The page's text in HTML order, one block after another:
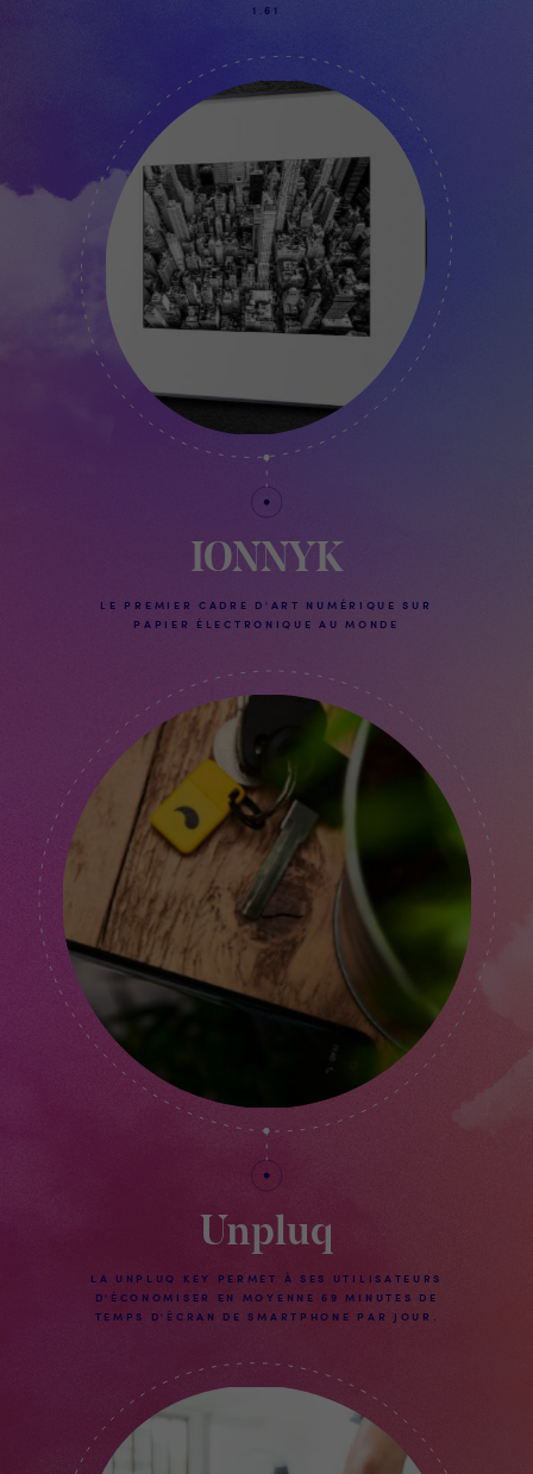
1.61
IONNYK
LE PREMIER CADRE D'ART NUMÉRIQUE SUR
PAPIER ÉLECTRONIQUE AU MONDE
Unpluq
LA UNPLUQ KEY PERMET À SES UTILISATEURS
D'ÉCONOMISER EN MOYENNE 69 MINUTES DE
TEMPS D'ÉCRAN DE SMARTPHONE PAR JOUR.